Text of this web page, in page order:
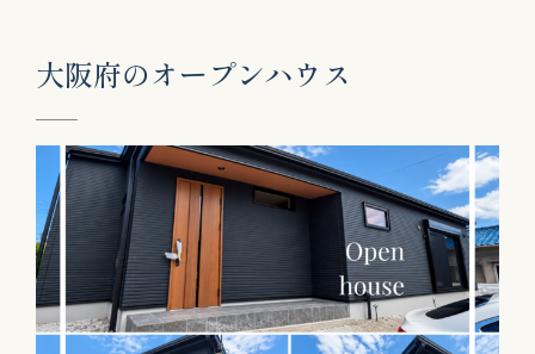
大阪府のオープンハウ ス